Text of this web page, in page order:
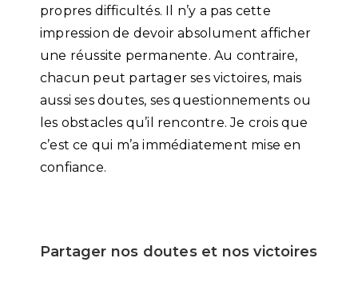
propres difficultés. Il n’y a pas cette
impression de devoir absolument afficher
une réussite permanente. Au contraire,
chacun peut partager ses victoires, mais
aussi ses doutes, ses questionnements ou
les obstacles qu’il rencontre. Je crois que
c’est ce qui m’a immédiatement mise en
confiance.
Partager nos doutes et nos victoires